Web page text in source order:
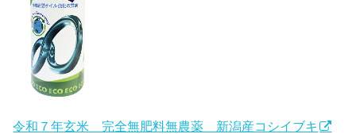
令和７年玄米 完全無肥料無農薬 新潟産コシイブキ